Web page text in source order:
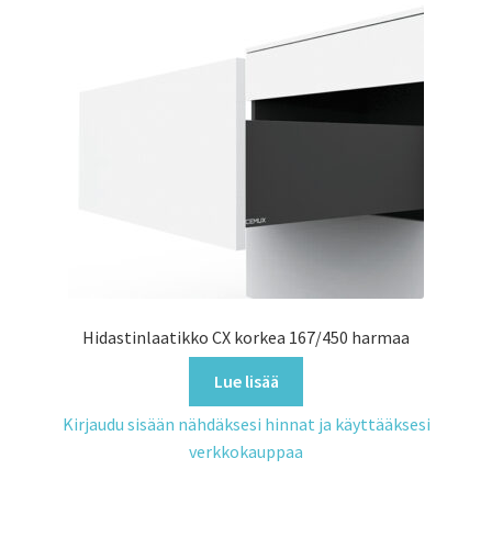
Hidastinlaatikko CX korkea 167/450 harmaa
Lue lisää
Kirjaudu sisään nähdäksesi hinnat ja käyttääksesi
verkkokauppaa